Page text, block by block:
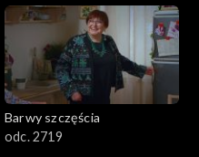
Barwy szczęścia
odc. 2719